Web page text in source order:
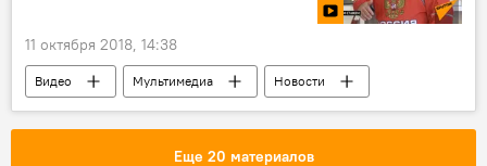
11 октября 2018, 14:38
Видео Мультимедиа
Новости
Лига наций
Сан-Марино
Еще 20 материалов